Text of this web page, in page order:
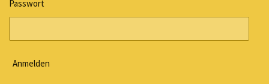
Passwort
Anmelden